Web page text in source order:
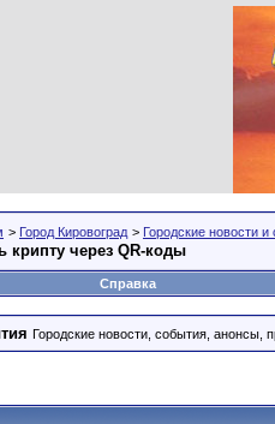
> Город Кировоград > Городские новости и
крипту через QR-коды
Справка
Городские новости, события, анонсы,